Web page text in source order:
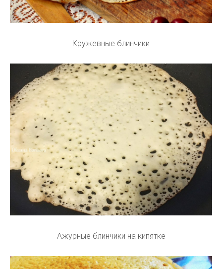
Кружевные блинчики
Ажурные блинчики на кипятке